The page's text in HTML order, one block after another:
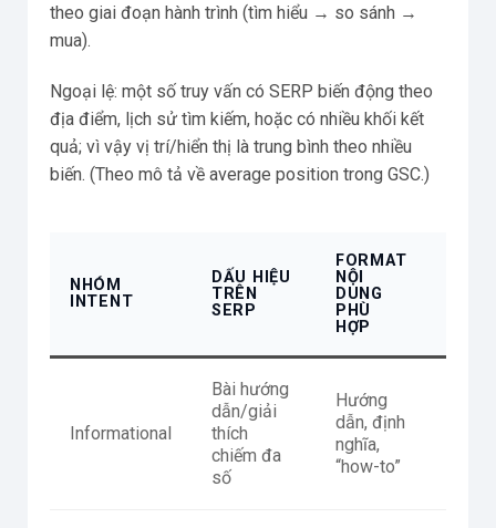
theo giai đoạn hành trình (tìm hiểu → so sánh →
mua).
Ngoại lệ: một số truy vấn có SERP biến động theo
địa điểm, lịch sử tìm kiếm, hoặc có nhiều khối kết
quả; vì vậy vị trí/hiển thị là trung bình theo nhiều
biến. (Theo mô tả về average position trong GSC.)
NHÓM
INTENT
DẤU HIỆU
TRÊN
SERP
FORMAT
NỘI
DUNG
PHÙ
HỢP
Informational
Bài hướng
dẫn/giải
thích
chiếm đa
số
Hướng
dẫn, định
nghĩa,
“how-to”